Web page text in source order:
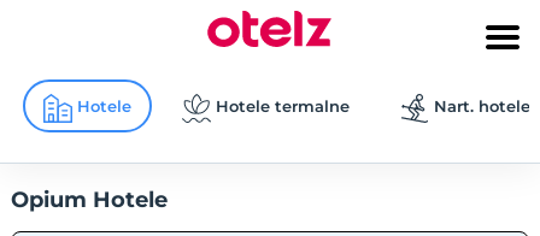
Hotele Hotele termalne Nart. hotele
Opium Hotele